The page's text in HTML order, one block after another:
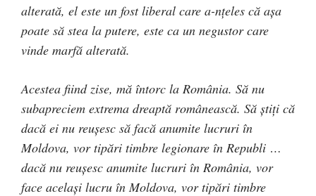
alterată, el este un fost liberal care a-nțeles că așa
poate să stea la putere, este ca un negustor care
vinde marfă alterată.
Acestea fiind zise, mă întorc la România. Să nu
subapreciem extrema dreaptă românească. Să știți că
dacă ei nu reușesc să facă anumite lucruri în
Moldova, vor tipări timbre legionare în Republi …
dacă nu reușesc anumite lucruri în România, vor
face același lucru în Moldova, vor tipări timbre